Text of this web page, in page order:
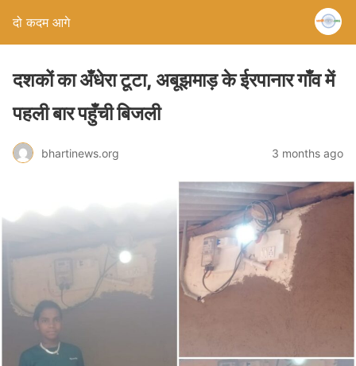
दो कदम आगे
दशकों का अँधेरा टूटा, अबूझमाड़ के ईरपानार गाँव में
पहली बार पहुँची बिजली
bhartinews.org 3 months ago